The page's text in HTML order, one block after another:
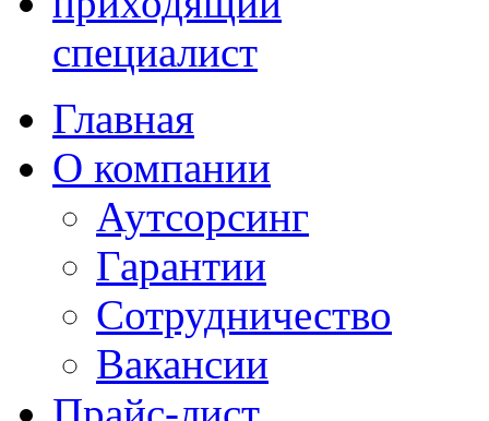
специалист
Главная
О компании
Аутсорсинг
Гарантии
Сотрудничество
Вакансии